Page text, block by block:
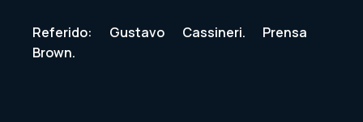
Referido: Gustavo Cassineri. Prensa
Brown.